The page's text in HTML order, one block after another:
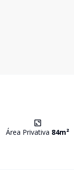
Área Privativa 84m²